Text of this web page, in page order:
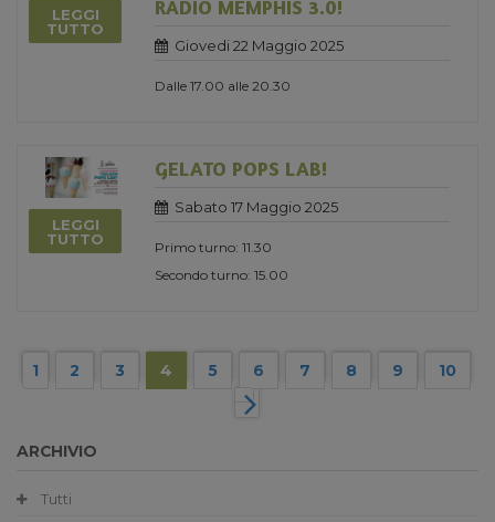
LEGGI
TUTTO
RADIO MEMPHIS 3.0!
Giovedi 22 Maggio 2025
Dalle 17.00 alle 20.30
LEGGI
TUTTO
GELATO POPS LAB!
Sabato 17 Maggio 2025
Primo turno: 11.30
Secondo turno: 15.00
1 2 3 4 5 6 7 8 9 10
ARCHIVIO
Tutti